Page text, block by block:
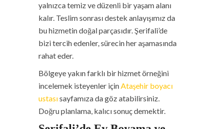
yalnızca temiz ve düzenli bir yaşam alanı
kalır. Teslim sonrası destek anlayışımız da
bu hizmetin doğal parçasıdır. Şerifali’de
bizi tercih edenler, sürecin her aşamasında
rahat eder.
Bölgeye yakın farklı bir hizmet örneğini
incelemek isteyenler içinAtaşehir boyacı
ustasısayfamıza da göz atabilirsiniz.
Doğru planlama, kalıcı sonuç demektir.